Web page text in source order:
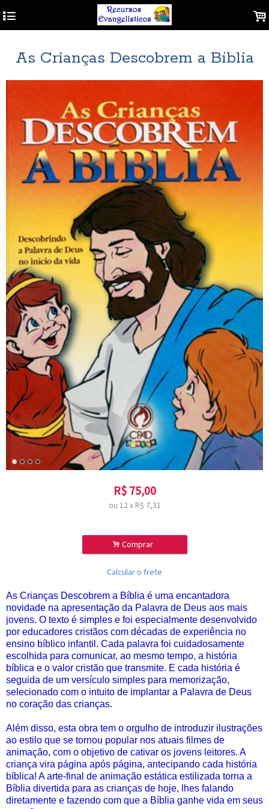
4 .
As Crianças Descobrem a Bíblia
R$ 75,00
ou 12x R$ 7,31
. Comprar
Calcular o frete
As Crianças Descobrem a Bíblia é uma encantadora
novidade na apresentação da Palavra de Deus aos mais
jovens. O texto é simples e foi especialmente desenvolvido
por educadores cristãos com décadas de experiência no
ensino bíblico infantil. Cada palavra foi cuidadosamente
escolhida para comunicar, ao mesmo tempo, a história
bíblica e o valor cristão que transmite. E cada história é
seguida de um versículo simples para memorização,
selecionado com o intuito de implantar a Palavra de Deus
no coração das crianças.
Além disso, esta obra tem o orgulho de introduzir ilustrações
ao estilo que se tornou popular nos atuais filmes de
animação, com o objetivo de cativar os jovens leitores. A
criança vira página após página, antecipando cada história
bíblica! A arte-final de animação estática estilizada torna a
Bíblia divertida para as crianças de hoje, lhes falando
diretamente e fazendo com que a Bíblia ganhe vida em seus